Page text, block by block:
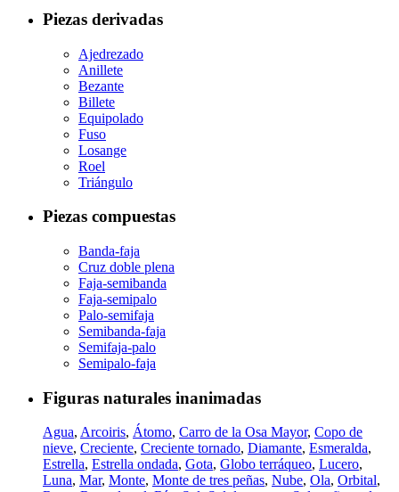
Piezas derivadas
Ajedrezado
Anillete
Bezante
Billete
Equipolado
Fuso
Losange
Roel
Triángulo
Piezas compuestas
Banda-faja
Cruz doble plena
Faja-semibanda
Faja-semipalo
Palo-semifaja
Semibanda-faja
Semifaja-palo
Semipalo-faja
Figuras naturales inanimadas
Agua, Arcoiris, Átomo, Carro de la Osa Mayor, Copo de
nieve, Creciente, Creciente tornado, Diamante, Esmeralda,
Estrella, Estrella ondada, Gota, Globo terráqueo, Lucero,
Luna, Mar, Monte, Monte de tres peñas, Nube, Ola, Orbital,